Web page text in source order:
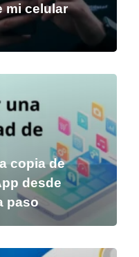
mi celular
copia de
desde
paso